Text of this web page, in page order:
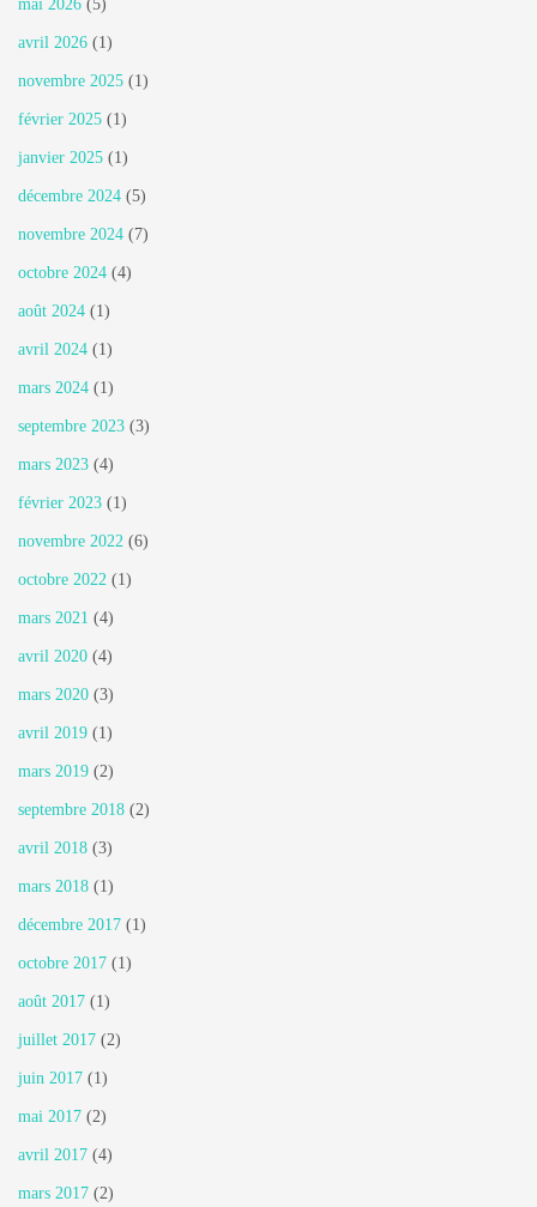
mai 2026 (5)
avril 2026 (1)
novembre 2025 (1)
février 2025 (1)
janvier 2025 (1)
décembre 2024 (5)
novembre 2024 (7)
octobre 2024 (4)
août 2024 (1)
avril 2024 (1)
mars 2024 (1)
septembre 2023 (3)
mars 2023 (4)
février 2023 (1)
novembre 2022 (6)
octobre 2022 (1)
mars 2021 (4)
avril 2020 (4)
mars 2020 (3)
avril 2019 (1)
mars 2019 (2)
septembre 2018 (2)
avril 2018 (3)
mars 2018 (1)
décembre 2017 (1)
octobre 2017 (1)
août 2017 (1)
juillet 2017 (2)
juin 2017 (1)
mai 2017 (2)
avril 2017 (4)
mars 2017 (2)